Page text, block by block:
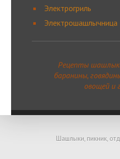
Электрогриль
Электрошашлычница
Рецепты
баранины,
овощей и
Шашлыки, пикник,